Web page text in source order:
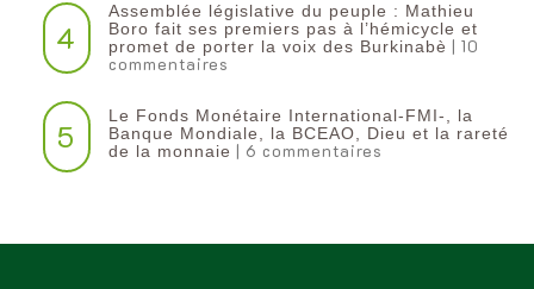
4
Assemblée législative du peuple : Mathieu
Boro fait ses premiers pas à l’hémicycle et
promet de porter la voix des Burkinabè | 10
commentaires
5
Le Fonds Monétaire International-FMI-, la
Banque Mondiale, la BCEAO, Dieu et la rareté
de la monnaie | 6 commentaires